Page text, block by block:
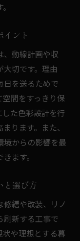
イント
、動線計画や収
切です。理由
日を送るためで
間をすっきり保
た色彩設計を行
ります。また、
境からの影響を最
ます。
と選び方
繕や改装、リノ
刷新する工事で
や理想とする暮